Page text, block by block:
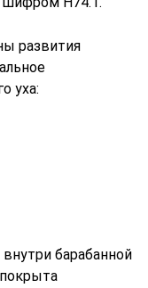
развития
уха:
барабанной